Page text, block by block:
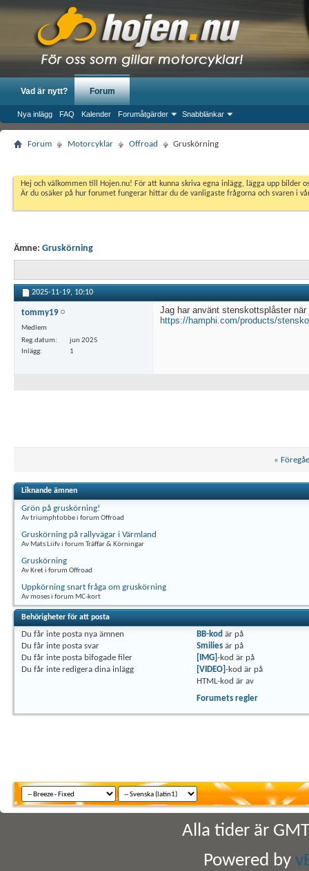
Vad är nytt? Forum
Nya inlägg FAQ Kalender Forumåtgärder Snabblänkar
Forum Motorcyklar Offroad Gruskörning
Hej och välkommen till Hojen.nu! För att kunna skriva egna inlägg, lägga upp
Är du osäker på hur forumet fungerar hittar du de vanligaste frågorna och svaren i
Ämne: Gruskörning
2025-11-19, 10:10
tommy19
Medlem
Reg.datum
jun 2025
Inlägg
1
Jag har använt stenskottsplåster
https://hamphi.com/products/
«
Liknande ämnen
Grön på gruskörning!
Av triumphtobbe i forum Offroad
Gruskörning på rallyvägar i Värmland
Av Mats Liifv i forum Träffar & Körningar
Gruskörning
Av Kret i forum Offroad
Uppkörning snart fråga om gruskörning
Av moses i forum MC-kort
Behörigheter för att posta
Du får inte posta nya ämnen
Du får inte posta svar
Du får inte posta bifogade filer
Du får inte redigera dina inlägg
BB-kod är på
Smilies är på
[IMG]-kod är på
[VIDEO]-kod är på
HTML-kod är av
Forumets regler
Alla tider är
Powered by